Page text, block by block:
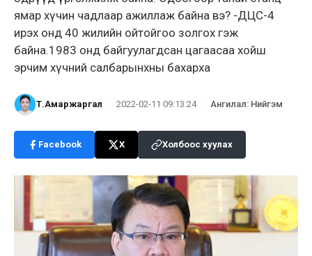
ямар хүчин чадлаар ажиллаж байна вэ? -ДЦС-4
ирэх онд 40 жилийн ойтойгоо золгох гэж
байна.1983 онд байгуулагдсан цагаасаа хойш
эрчим хүчний салбарынхны бахарха
Т.Амаржаргал · 2022-02-11 09:13:24 · Ангилал: Нийгэм
Facebook X Холбоос хуулах